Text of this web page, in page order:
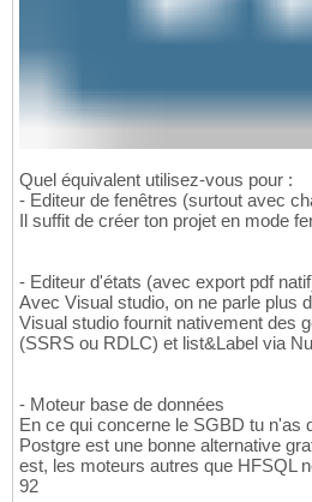
Quel équivalent utilisez-vous pour :
- Editeur de fenêtres (surtout avec
Il suffit de créer ton projet en mode
- Editeur d'états (avec export pdf
Avec Visual studio, on ne parle plus
Visual studio fournit nativement des
(SSRS ou RDLC) et list&Label via
- Moteur base de données
En ce qui concerne le SGBD tu n'as
Postgre est une bonne alternative
est, les moteurs autres que HFSQL
92